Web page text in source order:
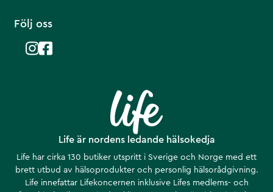
Life är nordens ledande hälsokedja
Life har cirka 130 butiker utspritt i Sverige och Norge med ett
brett utbud av hälsoprodukter och personlig hälsorådgivning.
Life innefattar Lifekoncernen inklusive Lifes medlems- och
Följ oss